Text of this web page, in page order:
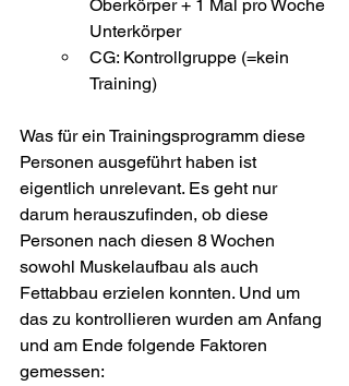
Oberkörper + 1 Mal pro Woche
Unterkörper
CG: Kontrollgruppe (=kein
Training)
Was für ein Trainingsprogramm diese
Personen ausgeführt haben ist
eigentlich unrelevant. Es geht nur
darum herauszufinden, ob diese
Personen nach diesen 8 Wochen
sowohl Muskelaufbau als auch
Fettabbau erzielen konnten. Und um
das zu kontrollieren wurden am Anfang
und am Ende folgende Faktoren
gemessen: